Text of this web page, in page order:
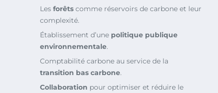
Les forêts comme réservoirs de carbone et leur
complexité.
Établissement d’une politique publique
environnementale.
Comptabilité carbone au service de la
transition bas carbone.
Collaboration pour optimiser et réduire le